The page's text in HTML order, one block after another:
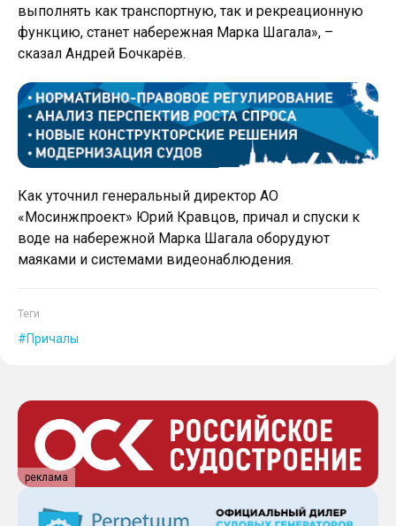
выполнять как транспортную, так и рекреационную
функцию, станет набережная Марка Шагала», –
сказал Андрей Бочкарёв.
Как уточнил генеральный директор АО
«Мосинжпроект» Юрий Кравцов, причал и спуски к
воде на набережной Марка Шагала оборудуют
маяками и системами видеонаблюдения.
Теги
Причалы
реклама